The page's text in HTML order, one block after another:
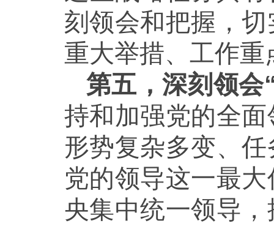
刻领会和把握，
重大举措、工作
第五，深刻领会
持和加强党的全
形势复杂多变、
党的领导这一最
央集中统一领导